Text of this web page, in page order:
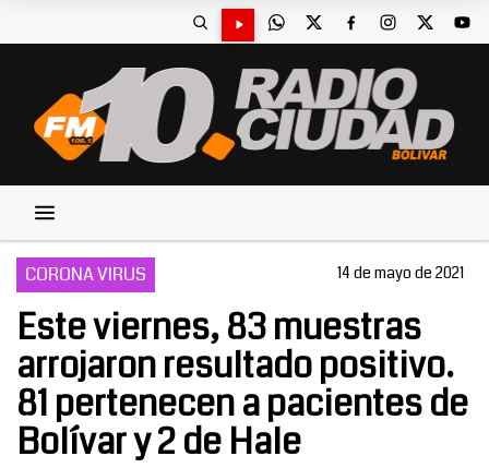
CORONA VIRUS 14 de mayo de 2021
Este viernes, 83 muestras
arrojaron resultado positivo.
81 pertenecen a pacientes de
Bolívar y 2 de Hale